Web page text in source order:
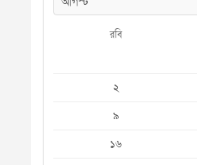
রবি
২
৯
১৬